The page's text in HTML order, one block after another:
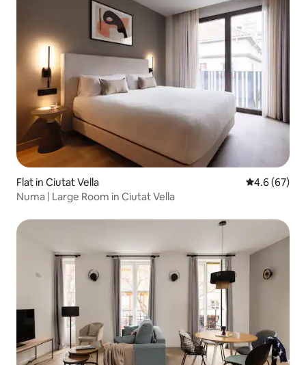
Flat in Ciutat Vella 4.6 out of 5
4.6 (67)
Numa | Large Room in Ciutat Vella